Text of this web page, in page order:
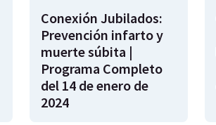
Conexión Jubilados:
Prevención infarto y
muerte súbita |
Programa Completo
del 14 de enero de
2024